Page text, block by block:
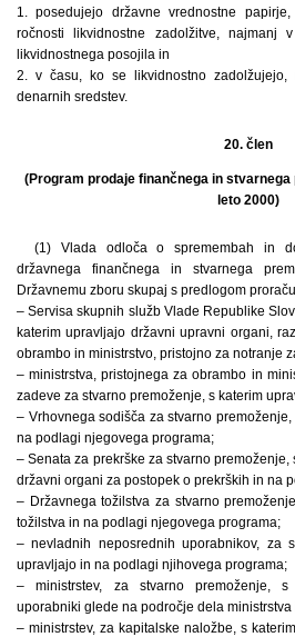
1. posedujejo državne vrednostne
ročnosti likvidnostne zadolžitve, najmanj
likvidnostnega posojila in
2. v času, ko se likvidnostno zadolžujejo,
denarnih sredstev.
20. člen
(Program prodaje finančnega in
leto 2000)
(1) Vlada odloča o spremembah in
državnega finančnega in stvarnega
Državnemu zboru skupaj s predlogom
– Servisa skupnih služb Vlade Republike
katerim upravljajo državni upravni organi,
obrambo in ministrstvo, pristojno za notranje
– ministrstva, pristojnega za obrambo in
zadeve za stvarno premoženje, s katerim
– Vrhovnega sodišča za stvarno
na podlagi njegovega programa;
– Senata za prekrške za stvarno
državni organi za postopek o prekrških in na
– Državnega tožilstva za stvarno
tožilstva in na podlagi njegovega programa;
– nevladnih neposrednih uporabnikov, za
upravljajo in na podlagi njihovega programa;
– ministrstev, za stvarno premoženje, s
uporabniki glede na področje dela ministrstva
– ministrstev, za kapitalske naložbe, s